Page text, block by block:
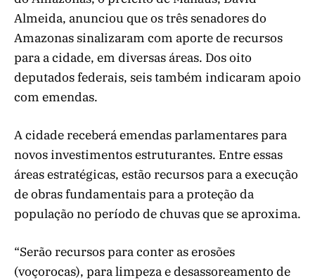
Almeida, anunciou que os três senadores do
Amazonas sinalizaram com aporte de recursos
para a cidade, em diversas áreas. Dos oito
deputados federais, seis também indicaram apoio
com emendas.
A cidade receberá emendas parlamentares para
novos investimentos estruturantes. Entre essas
áreas estratégicas, estão recursos para a execução
de obras fundamentais para a proteção da
população no período de chuvas que se aproxima.
“Serão recursos para conter as erosões
(voçorocas), para limpeza e desassoreamento de